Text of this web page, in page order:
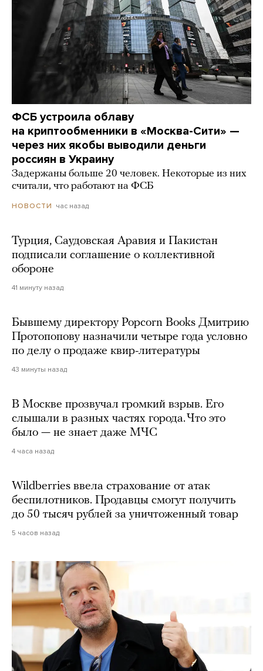
ФСБ устроила облаву
на криптообменники в «Москва-Сити» —
через них якобы выводили деньги
россиян в Украину
Задержаны больше 20 человек. Некоторые из них
считали, что работают на ФСБ
НОВОСТИ час назад
Турция, Саудовская Аравия и Пакистан
подписали соглашение о коллективной
обороне
41 минуту назад
Бывшему директору Popcorn Books Дмитрию
Протопопову назначили четыре года условно
по делу о продаже квир-литературы
43 минуты назад
В Москве прозвучал громкий взрыв. Его
слышали в разных частях города. Что это
было — не знает даже МЧС
4 часа назад
Wildberries ввела страхование от атак
беспилотников. Продавцы смогут получить
до 50 тысяч рублей за уничтоженный товар
5 часов назад